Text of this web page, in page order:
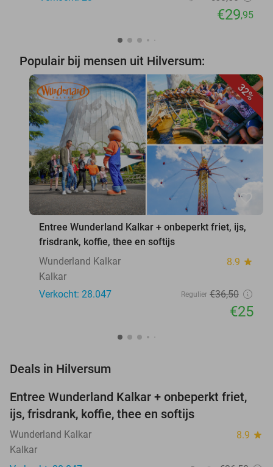
€29,95
Populair bij mensen uit Hilversum:
32%
favorite_border
Entree Wunderland Kalkar + onbeperkt friet, ijs,
frisdrank, koffie, thee en softijs
Wunderland Kalkar
8.9 star
Kalkar
Verkocht: 28.047
Regulier €36,50
€25
Deals in Hilversum
32%
Entree Wunderland Kalkar + onbeperkt friet,
ijs, frisdrank, koffie, thee en softijs
Wunderland Kalkar 8.9 star
Kalkar